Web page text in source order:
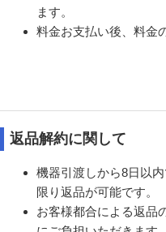
ます。
料金お支払い後、料金
返品解約に関して
機器引渡しから8日以
限り返品が可能です。
お客様都合による返品